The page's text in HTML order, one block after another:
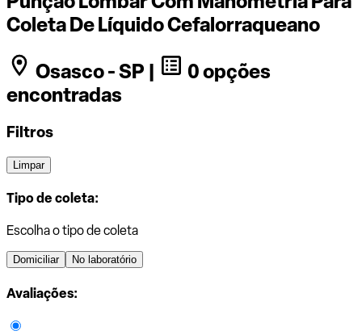
Coleta De Líquido Cefalorraqueano
Osasco - SP |
0 opções
encontradas
Filtros
Limpar
Tipo de coleta:
Escolha o tipo de coleta
Domiciliar No laboratório
Avaliações: